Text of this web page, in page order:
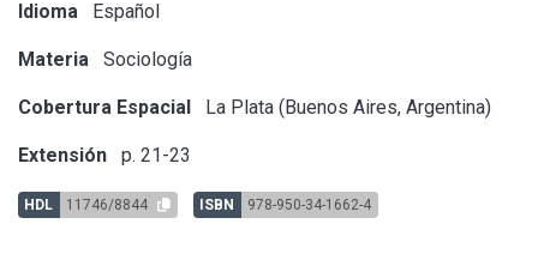
Idioma Español
Materia Sociología
Cobertura Espacial La Plata (Buenos Aires, Argentina)
Extensión p. 21-23
HDL 11746/8844 ISBN 978-950-34-1662-4